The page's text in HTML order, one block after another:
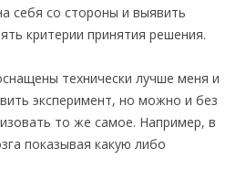
себя со стороны и выявить
критерии принятия решения.
технически лучше меня и
эксперимент, но можно и без
то же самое. Например, в
показывая какую либо